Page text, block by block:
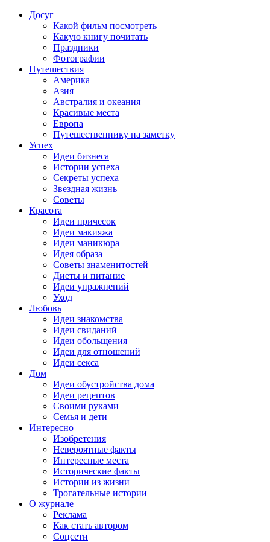
Досуг
Какой фильм посмотреть
Какую книгу почитать
Праздники
Фотографии
Путешествия
Америка
Азия
Австралия и океания
Красивые места
Европа
Путешественнику на заметку
Успех
Идеи бизнеса
Истории успеха
Секреты успеха
Звездная жизнь
Советы
Красота
Идеи причесок
Идеи макияжа
Идеи маникюра
Идея образа
Советы знаменитостей
Диеты и питание
Идеи упражнений
Уход
Любовь
Идеи знакомства
Идеи свиданий
Идеи обольщения
Идеи для отношений
Идеи секса
Дом
Идеи обустройства дома
Идеи рецептов
Своими руками
Семья и дети
Интересно
Изобретения
Невероятные факты
Интересные места
Исторические факты
Истории из жизни
Трогательные истории
О журнале
Реклама
Как стать автором
Соцсети